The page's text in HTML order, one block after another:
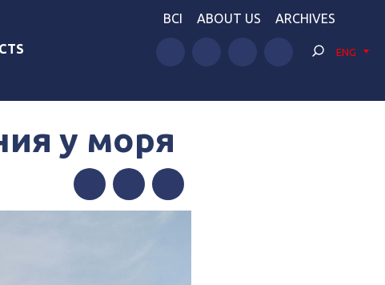
BCI ABOUT US ARCHIVES
ENG
у моря